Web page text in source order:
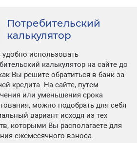
Потребительский
калькулятор
удобно использовать
калькулятор на сайте до
Вы решите обратиться в банк за
кредита. На сайте, путем
или уменьшения срока
можно подобрать для себя
вариант исходя из тех
которыми Вы располагаете для
ежемесячного взноса.